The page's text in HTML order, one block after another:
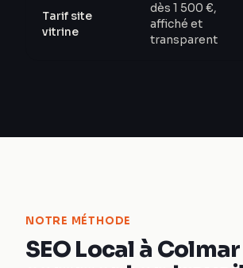
Tarif site
vitrine
dès 1 500 €,
affiché et
transparent
NOTRE MÉTHODE
SEO Local à Colmar